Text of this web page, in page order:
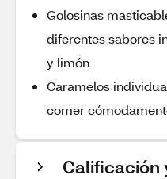
Golosinas
diferentes sabores
y limón
Caramelos
comer
Calificación